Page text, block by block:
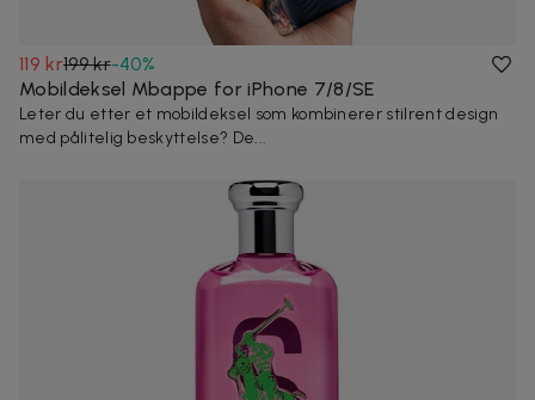
119 kr199 kr-40%
Mobildeksel Mbappe for iPhone 7/8/SE
Leter du etter et mobildeksel som kombinerer stilrent design
med pålitelig beskyttelse? De...